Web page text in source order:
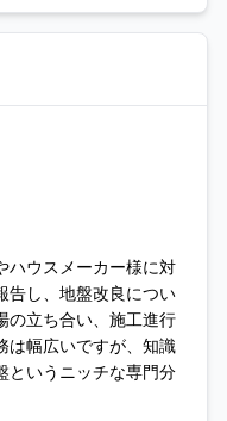
ハウスメーカー様に対
告し、地盤改良につい
の立ち合い、施工進行
は幅広いですが、知識
というニッチな専門分